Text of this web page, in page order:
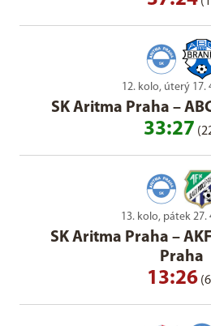
12. kolo, úterý 17.
SK Aritma Praha –
33:27
13. kolo, pátek 27.
SK Aritma Praha –
Praha
13:26